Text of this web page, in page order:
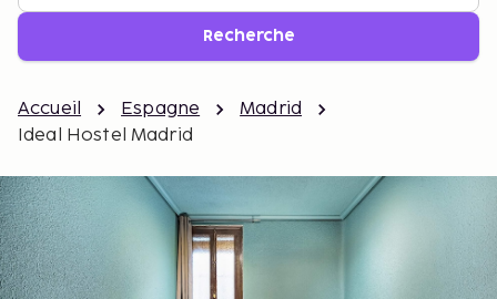
Recherche
Accueil Espagne
Madrid
Ideal Hostel Madrid